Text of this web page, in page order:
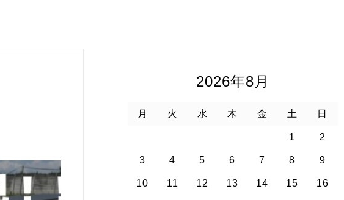
2026年8月
月 火 水 木 金 土 日
1 2
3 4 5 6 7 8 9
10 11 12 13 14 15 16